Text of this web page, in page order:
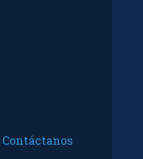
Contáctanos